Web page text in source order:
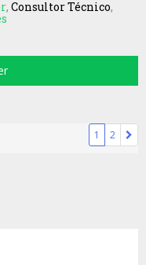
, Consultor Técnico,
1 2